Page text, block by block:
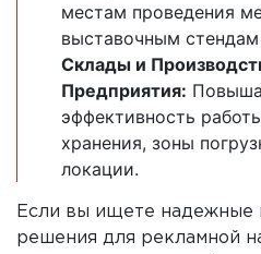
местам проведения
выставочным
Склады и
Предприятия:
эффективность
хранения, зоны
локации.
Если вы ищете надежные
решения для рекламной